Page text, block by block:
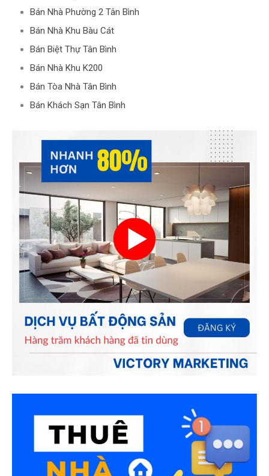
Bán Nhà Phường 2 Tân Bình
Bán Nhà Khu Bàu Cát
Bán Biệt Thự Tân Bình
Bán Nhà Khu K200
Bán Tòa Nhà Tân Bình
Bán Khách Sạn Tân Bình